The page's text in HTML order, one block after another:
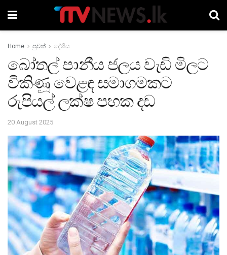
Home පුවත් දේශීය
බෝතල් පානීය ජලය වැඩි මිලට
විකිණූ වෙළඳ සමාගමකට
රුපියල් ලක්ෂ පහක දඩ
20 August 2025